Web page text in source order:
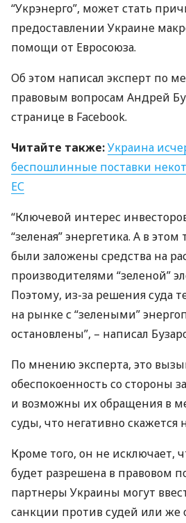
“Укрэнерго”, может стать
предоставлении Украине
помощи от Евросоюза.
Об этом написал эксперт по
правовым вопросам Андрей
странице в Facebook.
Читайте также:Украина
беспошлинные поставки
ЕС
“Ключевой интерес
“зеленая” энергетика. А в этом
были заложены средства на
производителями “зеленой”
Поэтому, из-за решения суда
на рынке с “зелеными”
остановлены”, – написал
По мнению эксперта, это
обеспокоенность со стороны
и возможны их обращения в
суды, что негативно
Кроме того, он не исключает,
будет разрешена в правовом
партнеры Украины могут
санкции против судей или же